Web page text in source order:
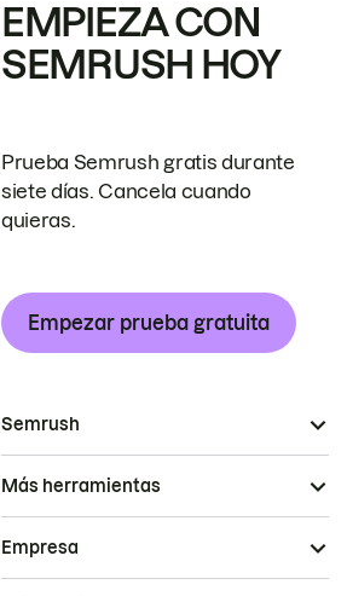
EMPIEZA CON
SEMRUSH HOY
Prueba Semrush gratis durante
siete días. Cancela cuando
quieras.
Empezar prueba gratuita
Semrush
Más herramientas
Empresa